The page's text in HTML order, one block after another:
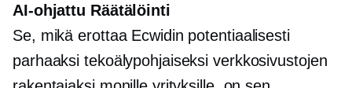
AI-ohjattu Räätälöinti
Se, mikä erottaa Ecwidin potentiaalisesti
parhaaksi tekoälypohjaiseksi verkkosivustojen